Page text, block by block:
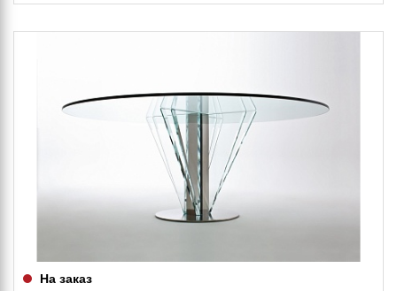
На заказ